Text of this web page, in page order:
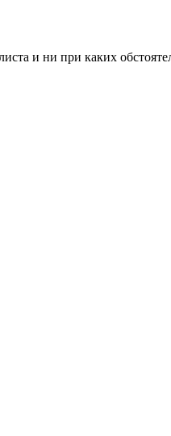
и ни при каких